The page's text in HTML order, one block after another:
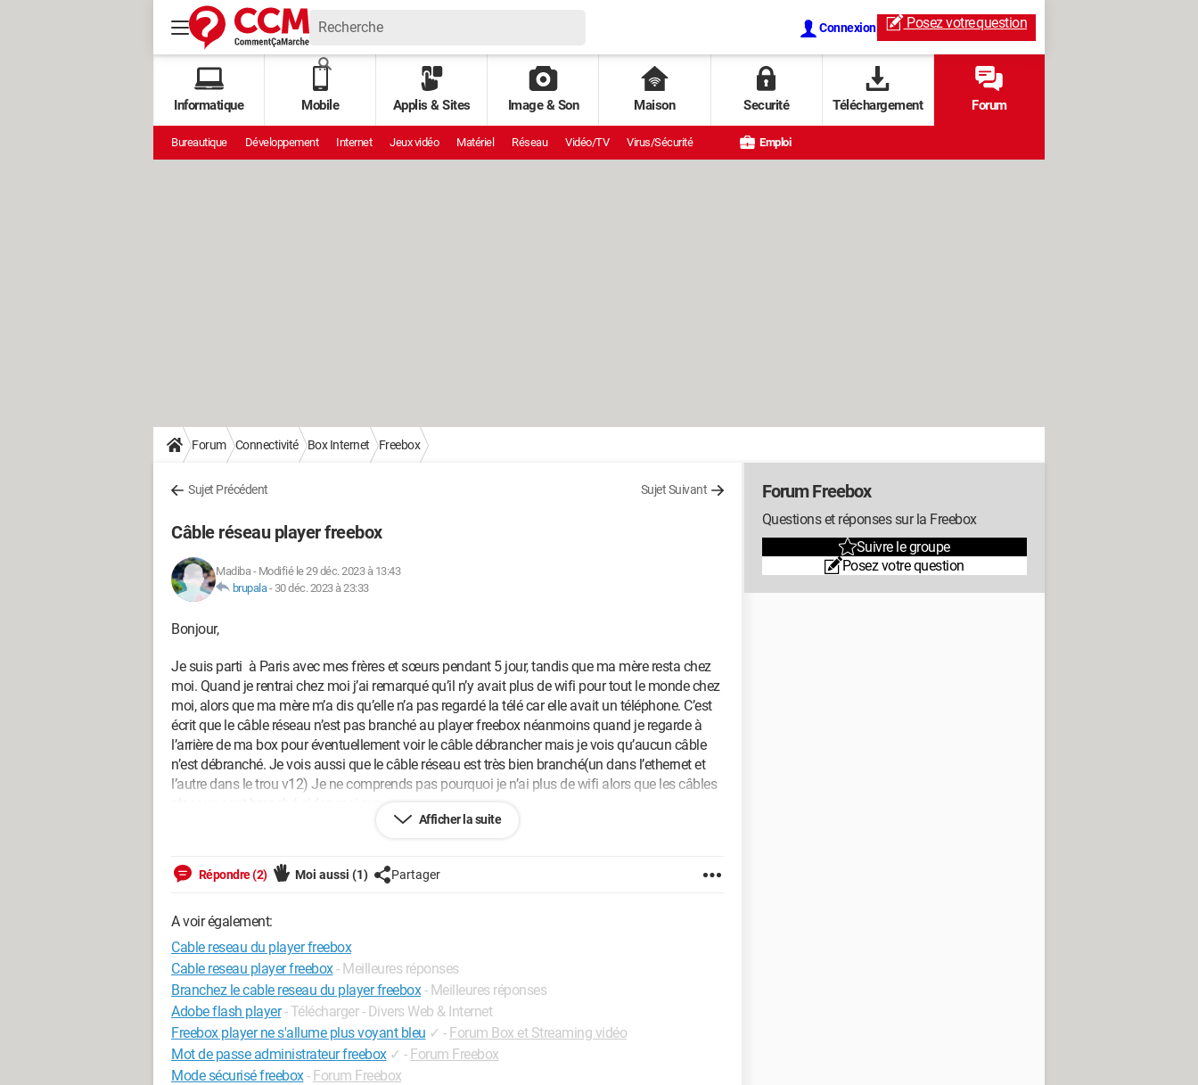
Connexion Posez votrequestion
Informatique Mobile Applis & Sites Image & Son Maison Securité Téléchargement Forum
Bureautique Développement Internet Jeux vidéo Matériel Réseau Vidéo/TV Virus/Sécurité Emploi
Forum Connectivité Box Internet Freebox
Sujet Précédent Sujet Suivant
Câble réseau player freebox
Madiba- Modifié le 29 déc. 2023 à 13:43
brupala- 30 déc. 2023 à 23:33
Bonjour,
Je suis parti à Paris avec mes frères et sœurs pendant 5 jour, tandis que ma mère resta chez
moi. Quand je rentrai chez moi j’ai remarqué qu’il n’y avait plus de wifi pour tout le monde chez
moi, alors que ma mère m’a dis qu’elle n’a pas regardé la télé car elle avait un téléphone. C’est
écrit que le câble réseau n’est pas branché au player freebox néanmoins quand je regarde à
l’arrière de ma box pour éventuellement voir le câble débrancher mais je vois qu’aucun câble
n’est débranché. Je vois aussi que le câble réseau est très bien branché(un dans l’ethernet et
l’autre dans le trou v12) Je ne comprends pas pourquoi je n’ai plus de wifi alors que les câbles
iPhone / Safari 15.6.6
Afficher la suite
Répondre (2) Moi aussi (1) Partager
A voir également:
Cable reseau du player freebox
Cable reseau player freebox- Meilleures réponses
Branchez le cable reseau du player freebox - Meilleures réponses
Adobe flash player - Télécharger - Divers Web & Internet
Freebox player ne s'allume plus voyant bleu ✓ - Forum Box et Streaming vidéo
Mot de passe administrateur freebox ✓ - Forum Freebox
Mode sécurisé freebox- Forum Freebox
Forum Freebox
Questions et réponses sur la Freebox
Suivre le groupe
Posez votre question